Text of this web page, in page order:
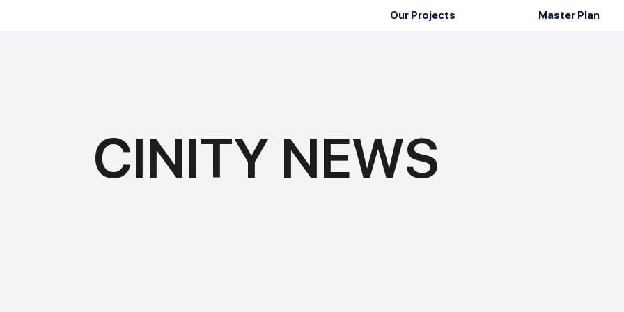
Our Projects Master Plan
CINITY NEWS